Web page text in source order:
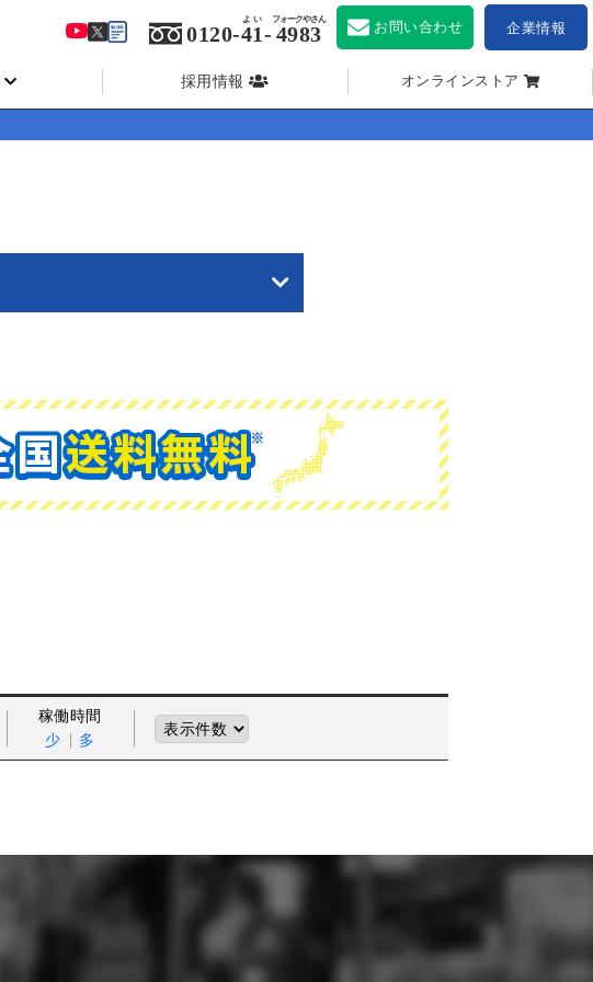
採用情報 オンラインストア
0120-41
よい
- 4983
フォークやさん お問い合わせ 企業情報
稼働時間
少
多